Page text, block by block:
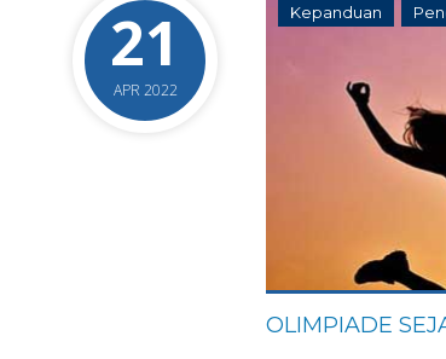
21
APR 2022
Kepanduan
OLIMPIADE